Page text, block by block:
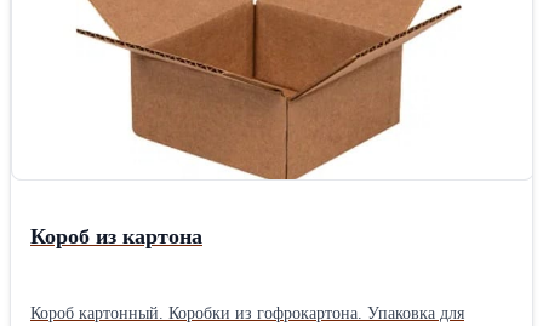
Короб из картона
Короб картонный. Коробки из гофрокартона. Упаковка для